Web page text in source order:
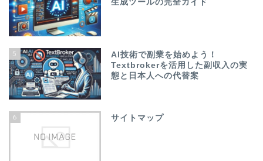
生成ツールの完全ガイド
5
AI技術で副業を始めよう！
Textbrokerを活用した副収入の実
態と日本人への代替案
6 サイトマップ